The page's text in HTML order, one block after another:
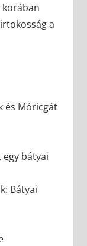
korában
a
és Móricgát
egy bátyai
Bátyai